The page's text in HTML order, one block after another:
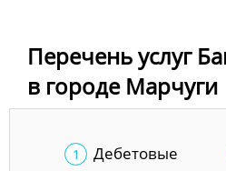
Перечень услуг
в городе Марчуги
Дебетовые